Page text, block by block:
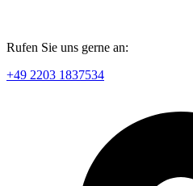
Rufen Sie uns gerne an:
+49 2203 1837534